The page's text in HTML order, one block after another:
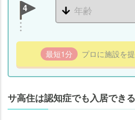
4
最短1分 プロに施設を
受
い
サ
高
サ高住は認知症でも入居できる